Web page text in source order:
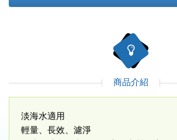
商品介紹
淡海水適用
輕量、長效、濾淨